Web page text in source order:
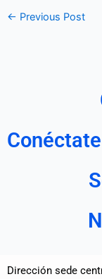
← Previous Post
Conéctate
Dirección sede